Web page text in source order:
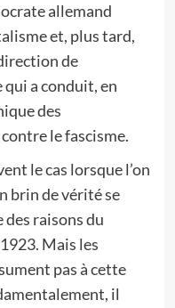
allemand
et, plus tard,
de
a conduit, en
des
le fascisme.
le cas lorsque l’on
brin de vérité se
des raisons du
Mais les
pas à cette
il